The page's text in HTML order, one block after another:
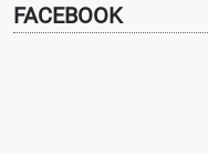
FACEBOOK